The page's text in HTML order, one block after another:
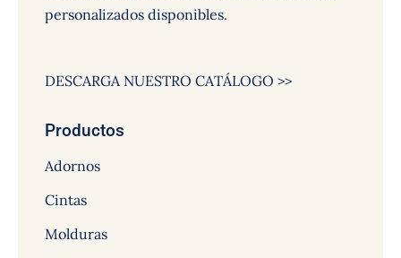
personalizados disponibles.
DESCARGA NUESTRO CATÁLOGO >>
Productos
Adornos
Cintas
Molduras